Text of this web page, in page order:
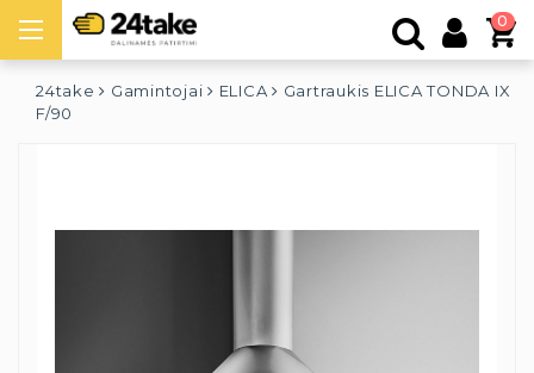
0
24take Gamintojai ELICA
Gartraukis ELICA TONDA IX
F/90